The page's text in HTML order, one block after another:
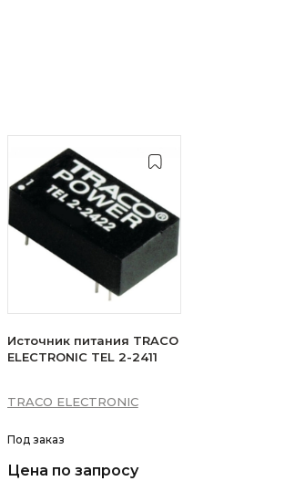
Источник питания TRACO
ELECTRONIC TEL 2-2411
TRACO ELECTRONIC
Под заказ
Цена по запросу